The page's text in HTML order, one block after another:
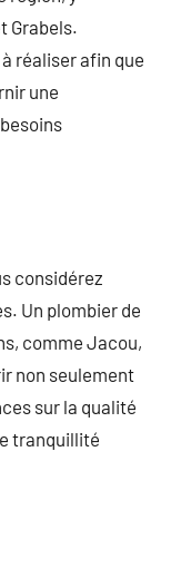
Grabels.
réaliser afin que
une
considérez
Un plombier de
comme Jacou,
non seulement
sur la qualité
tranquillité